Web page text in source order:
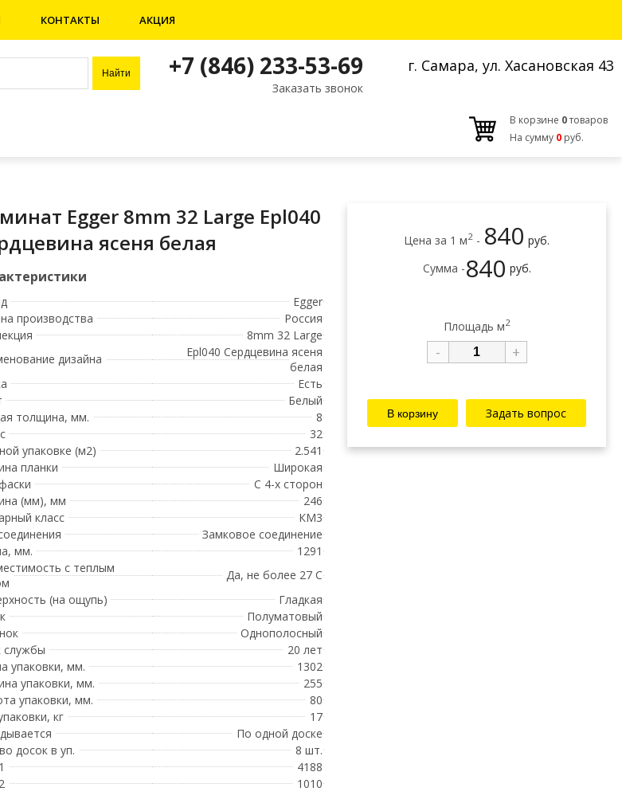
КОНТАКТЫ АКЦИЯ
+7 (846) 233-53-69
Заказать звонок
г. Самара, ул. Хасановская 43
В корзине 0товаров
На сумму 0 руб.
Egger 8mm 32 Large Epl040
ясеня белая
Egger
производства
Россия
8mm 32 Large
дизайна
Epl040 Сердцевина ясеня
белая
Есть
Белый
толщина, мм.
8
32
упаковке (м2)
2.541
планки
Широкая
С 4-х сторон
(мм), мм
246
класс
КМ3
Замковое соединение
мм.
1291
с теплым
Да, не более 27 С
(на ощупь)
Гладкая
Полуматовый
Однополосный
службы
20 лет
упаковки, мм.
1302
упаковки, мм.
255
упаковки, мм.
80
кг
17
По одной доске
досок в уп.
8 шт.
4188
1010
Цена за 1 м2 - 840 руб.
Сумма -840 руб.
Площадь м2
- +
Задать вопрос